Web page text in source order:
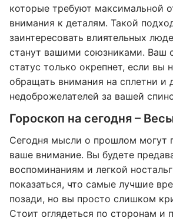
которые требуют максимальной
внимания к деталям. Такой
заинтересовать влиятельных
станут вашими союзниками. Ваш
статус только окрепнет, если вы
обращать внимания на сплетни и
недоброжелателей за вашей
Гороскоп на сегодня –
Сегодня мысли о прошлом могут
ваше внимание. Вы будете
воспоминаниям и легкой
показаться, что самые лучшие
позади, но вы просто слишком
Стоит оглядеться по сторонам и